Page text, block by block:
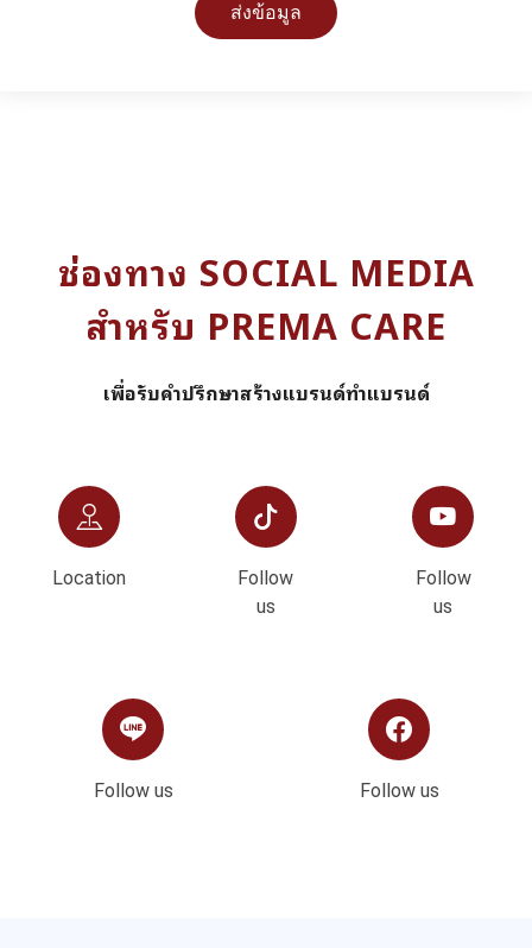
ส่งข้อมูล
ช่องทาง SOCIAL MEDIA
สำหรับ PREMA CARE
เพื่อรับคำปรึกษาสร้างแบรนด์ทำแบรนด์
Location
Follow
us
Follow
us
Follow us Follow us